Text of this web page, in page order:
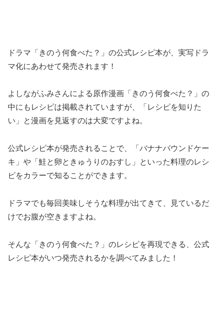
ドラマ「きのう何食べた？」の公式レシピ本が、実写ドラ
マ化にあわせて発売されます！
よしながふみさんによる原作漫画「きのう何食べた？」の
中にもレシピは掲載されていますが、「レシピを知りた
い」と漫画を見返すのは大変ですよね。
公式レシピ本が発売されることで、「バナナパウンドケー
キ」や「鮭と卵ときゅうりのおすし」といった料理のレシ
ピをカラーで知ることができます。
ドラマでも毎回美味しそうな料理が出てきて、見ているだ
けでお腹が空きますよね。
そんな「きのう何食べた？」のレシピを再現できる、公式
レシピ本がいつ発売されるかを調べてみました！